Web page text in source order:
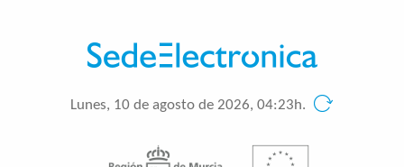
Lunes, 10 de agosto de 2026, 04:23h.